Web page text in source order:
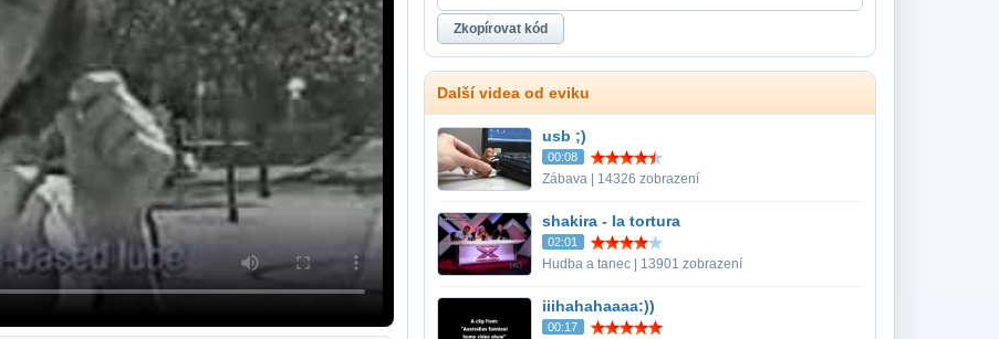
Další videa od eviku
usb ;)
00:08
Zábava | 14326 zobrazení
shakira - la tortura
02:01
Hudba a tanec | 13901 zobrazení
iiihahahaaaa:))
00:17